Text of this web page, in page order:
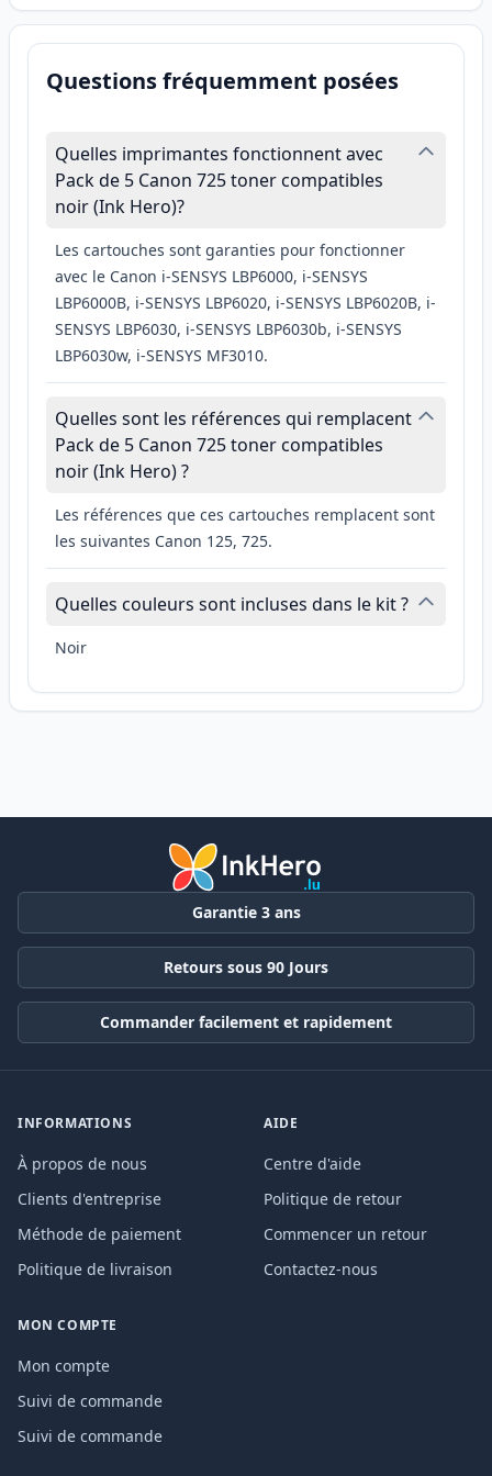
Questions fréquemment posées
Quelles imprimantes fonctionnent avec
Pack de 5 Canon 725 toner compatibles
noir (Ink Hero)?
Les cartouches sont garanties pour fonctionner
avec le Canon i-SENSYS LBP6000, i-SENSYS
LBP6000B, i-SENSYS LBP6020, i-SENSYS LBP6020B, i-
SENSYS LBP6030, i-SENSYS LBP6030b, i-SENSYS
LBP6030w, i-SENSYS MF3010.
Quelles sont les références qui remplacent
Pack de 5 Canon 725 toner compatibles
noir (Ink Hero) ?
Les références que ces cartouches remplacent sont
les suivantes Canon 125, 725.
Quelles couleurs sont incluses dans le kit ?
Noir
Garantie 3 ans
Retours sous 90 Jours
Commander facilement et rapidement
INFORMATIONS
À propos de nous
Clients d'entreprise
Méthode de paiement
Politique de livraison
AIDE
Centre d'aide
Politique de retour
Commencer un retour
Contactez-nous
MON COMPTE
Mon compte
Suivi de commande
Suivi de commande